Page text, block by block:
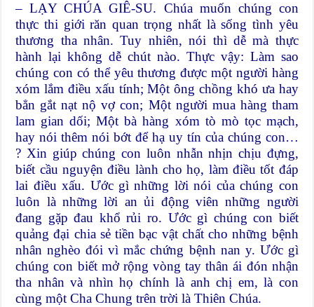
– LẠY CHÚA GIÊ-SU. Chúa muốn chúng con
thực thi giới răn quan trọng nhất là sống tình yêu
thương tha nhân. Tuy nhiên, nói thì dễ mà thực
hành lại không dễ chút nào. Thực vậy: Làm sao
chúng con có thể yêu thương được một người hàng
xóm lắm điều xấu tính; Một ông chồng khó ưa hay
bẳn gắt nạt nộ vợ con; Một người mua hàng tham
lam gian dối; Một bà hàng xóm tò mò tọc mạch,
hay nói thêm nói bớt để hạ uy tín của chúng con…
? Xin giúp chúng con luôn nhẫn nhịn chịu đựng,
biết cầu nguyện điều lành cho họ, làm điều tốt đáp
lai điều xấu. Ước gì những lời nói của chúng con
luôn là những lời an ủi động viên những người
đang gặp đau khổ rủi ro. Ước gì chúng con biết
quảng đại chia sẻ tiền bạc vật chất cho những bệnh
nhân nghèo đói vì mắc chứng bệnh nan y. Ước gì
chúng con biết mở rộng vòng tay thân ái đón nhận
tha nhân và nhìn họ chính là anh chị em, là con
cùng một Cha Chung trên trời là Thiên Chúa.